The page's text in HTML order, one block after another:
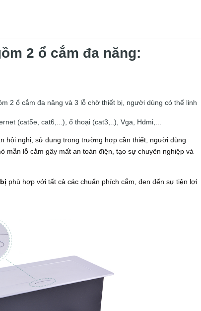
2 ổ cắm đa năng:
2 ổ cắm đa năng và 3 lỗ chờ thiết bị, người dùng có thể linh
(cat5e, cat6,...), ổ thoại (cat3,..), Vga, Hdmi,...
hội nghị, sử dụng trong trường hợp cần thiết, người dùng
mẫn lỗ cắm gây mất an toàn điện, tạo sự chuyên nghiệp và
phù hợp với tất cả các chuẩn phích cắm, đen đến sự tiện lợi